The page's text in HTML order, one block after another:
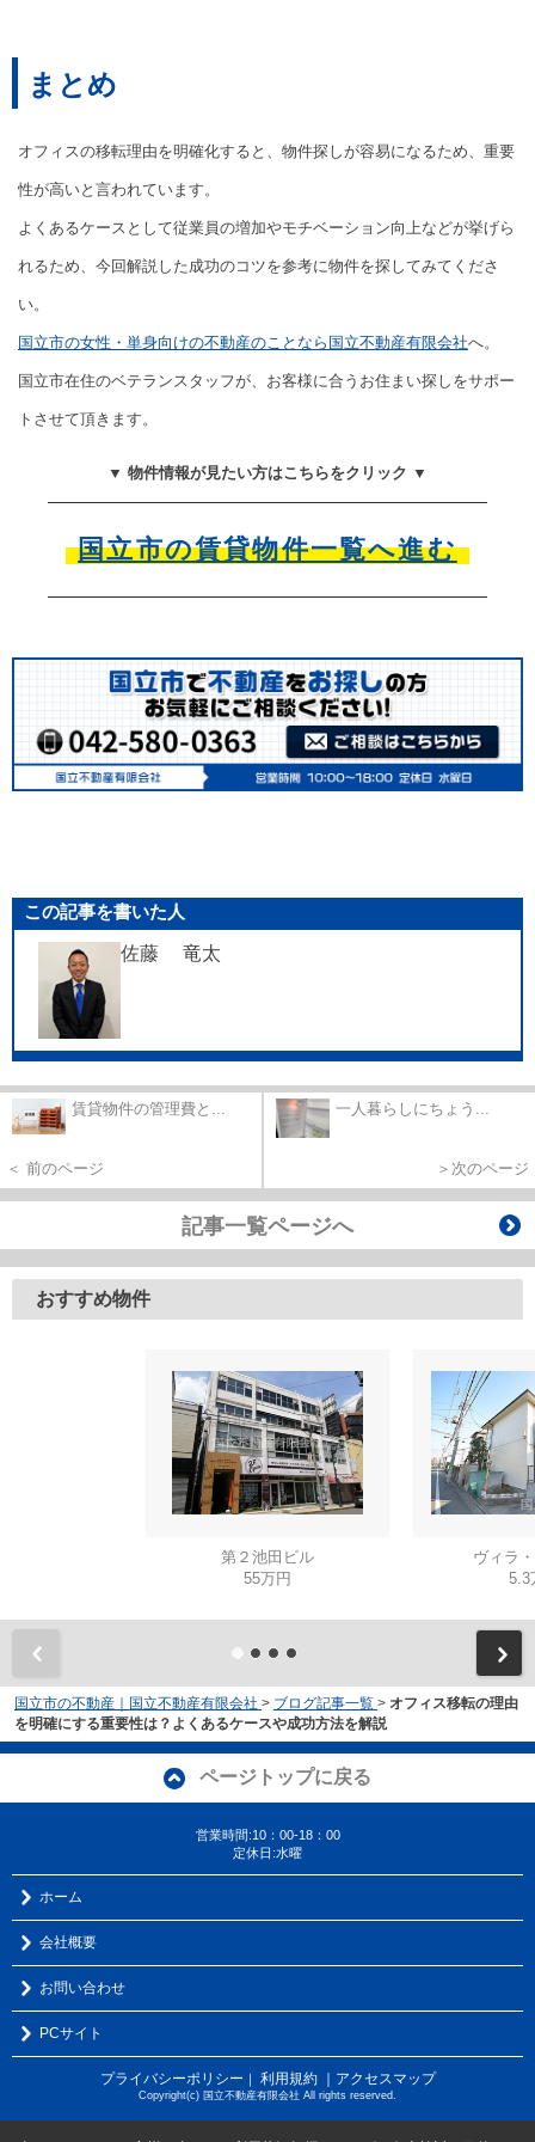
まとめ
オフィスの移転理由を明確化すると、物件探しが容易になるため、重要
性が高いと言われています。
よくあるケースとして従業員の増加やモチベーション向上などが挙げら
れるため、今回解説した成功のコツを参考に物件を探してみてくださ
い。
国立市の女性・単身向けの不動産のことなら国立不動産有限会社へ。
国立市在住のベテランスタッフが、お客様に合うお住まい探しをサポー
トさせて頂きます。
▼ 物件情報が見たい方はこちらをクリック ▼
国立市の賃貸物件一覧へ進む
この記事を書いた人
佐藤 竜太
賃貸物件の管理費と...
＜ 前のページ
一人暮らしにちょう...
＞次のページ
記事一覧ページへ
おすすめ物件
第２池田ビル
55万円
ヴィラ
5.3
国立市の不動産｜国立不動産有限会社 > ブログ記事一覧 > オフィス移転の理由
を明確にする重要性は？よくあるケースや成功方法を解説
ページトップに戻る
営業時間:10：00-18：00
定休日:水曜
ホーム
会社概要
お問い合わせ
PCサイト
プライバシーポリシー 利用規約 ｜アクセスマップ
Copyright(c) 国立不動産有限会社 All rights reserved.